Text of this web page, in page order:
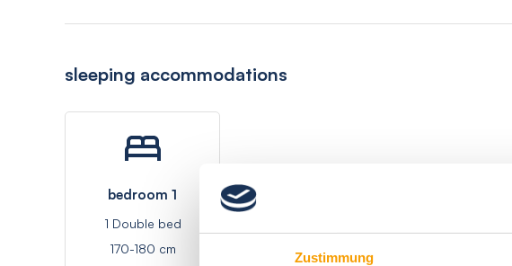
Zustimmung
sleeping accommodations
bedroom 1
1 Double bed
170-180 cm